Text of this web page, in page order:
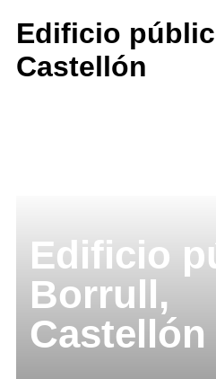
Edificio
Castellón
Edificio
Borrull,
Castellón